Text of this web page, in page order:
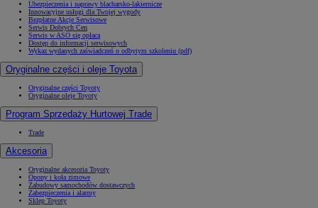
Ubezpieczenia i naprawy blacharsko-lakiernicze
Innowacyjne usługi dla Twojej wygody
Bezpłatne Akcje Serwisowe
Serwis Dobrych Cen
Serwis w ASO się opłaca
Dostęp do informacji serwisowych
Wykaz wydanych zaświadczeń o odbytym szkoleniu (pdf)
Oryginalne części i oleje Toyota
Oryginalne części Toyoty
Oryginalne oleje Toyoty
Program Sprzedaży Hurtowej Trade
Trade
Akcesoria
Oryginalne akcesoria Toyoty
Opony i koła zimowe
Zabudowy samochodów dostawczych
Zabezpieczenia i alarmy
Sklep Toyoty